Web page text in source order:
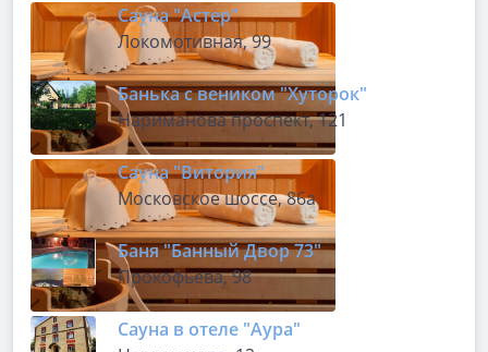
Сауна "Астер"
Локомотивная, 99
Банька с веником "Хуторок"
Нариманова проспект, 121
Сауна "Витория"
Московское шоссе, 86а
Баня "Банный Двор 73"
Прокофьева, 98
Сауна в отеле "Аура"